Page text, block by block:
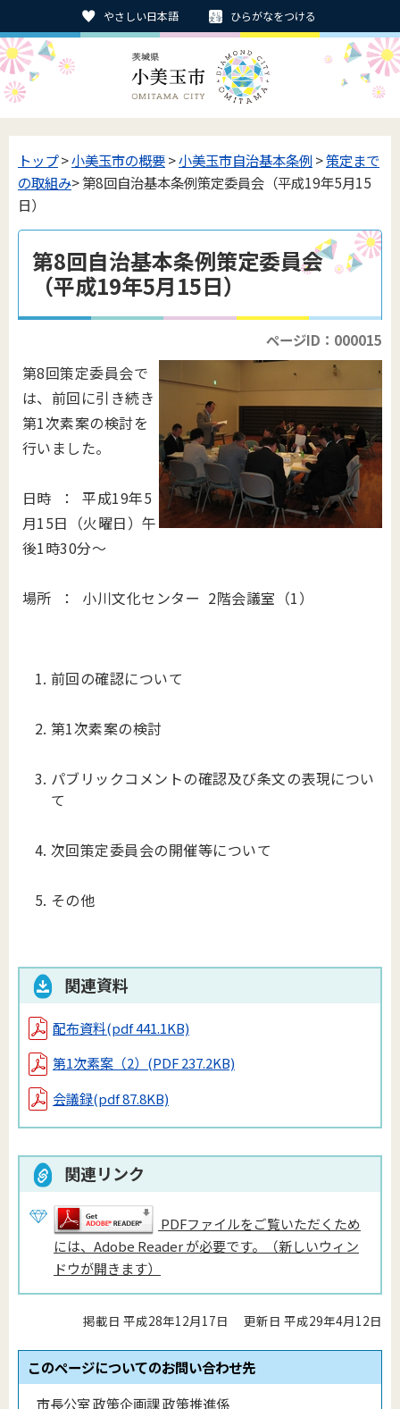
やさしい日本語 ひらがなをつける
トップ>小美玉市の概要>小美玉市自治基本条例 >策定まで
の取組み> 第8回自治基本条例策定委員会（平成19年5月15
日）
第8回自治基本条例策定委員会
（平成19年5月15日）
ページID：000015
第8回策定委員会で
は、前回に引き続き
第1次素案の検討を
行いました。
日時 ： 平成19年5
月15日（火曜日）午
後1時30分～
場所 ： 小川文化センター 2階会議室（1）
前回の確認について
第1次素案の検討
パブリックコメントの確認及び条文の表現につい
て
次回策定委員会の開催等について
その他
関連資料
配布資料(pdf 441.1KB)
第1次素案（2） (PDF 237.2KB)
会議録(pdf 87.8KB)
関連リンク
PDFファイルをご覧いただくため
には、Adobe Reader が必要です。（新しいウィン
ドウが開きます）
掲載日 平成28年12月17日 更新日 平成29年4月12日
このページについてのお問い合わせ先
市長公室 政策企画課 政策推進係